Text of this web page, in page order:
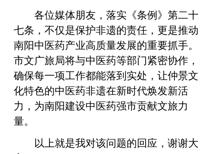
各位媒体朋友，落实《条例》第二十
七条，不仅是保护非遗的责任，更是推动
南阳中医药产业高质量发展的重要抓手。
市文广旅局将与中医药等部门紧密协作，
确保每一项工作都能落到实处，让仲景文
化特色的中医药非遗在新时代焕发新活
力，为南阳建设中医药强市贡献文旅力
量。
以上就是我对该问题的回应，谢谢大